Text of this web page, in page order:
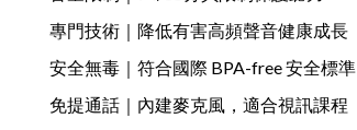
專門技術｜降低有害高頻聲音健康成長
安全無毒｜符合國際 BPA-free 安全標準
免提通話｜內建麥克風，適合視訊課程